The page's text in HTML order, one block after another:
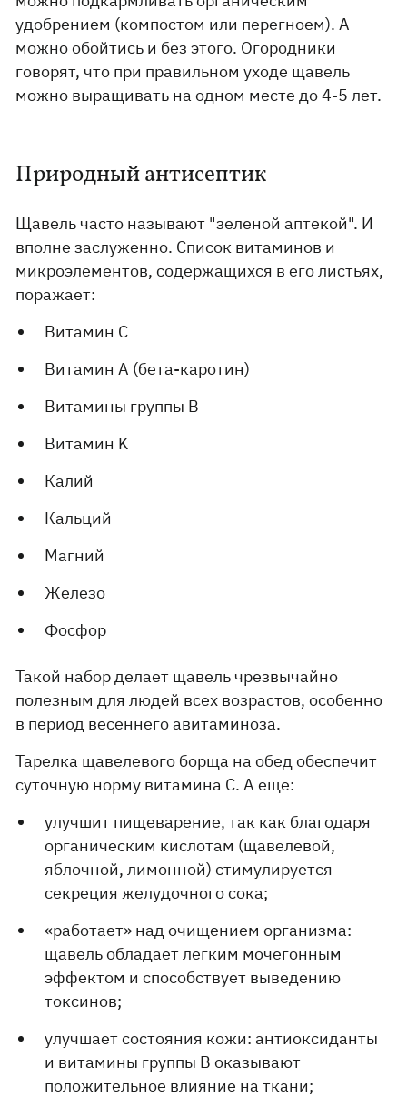
удобрением (компостом или перегноем). А
можно обойтись и без этого. Огородники
говорят, что при правильном уходе щавель
можно выращивать на одном месте до 4-5 лет.
Природный антисептик
Щавель часто называют "зеленой аптекой". И
вполне заслуженно. Список витаминов и
микроэлементов, содержащихся в его листьях,
поражает:
Витамин C
Витамин A (бета-каротин)
Витамины группы B
Витамин K
Калий
Кальций
Магний
Железо
Фосфор
Такой набор делает щавель чрезвычайно
полезным для людей всех возрастов, особенно
в период весеннего авитаминоза.
Тарелка щавелевого борща на обед обеспечит
суточную норму витамина С. А еще:
улучшит пищеварение, так как благодаря
органическим кислотам (щавелевой,
яблочной, лимонной) стимулируется
секреция желудочного сока;
«работает» над очищением организма:
щавель обладает легким мочегонным
эффектом и способствует выведению
токсинов;
улучшает состояния кожи: антиоксиданты
и витамины группы B оказывают
положительное влияние на ткани;